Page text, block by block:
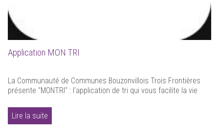
Application MON TRI
La Communauté de Communes Bouzonvillois Trois Frontières
présente "MONTRI" : l'application de tri qui vous facilite la vie
Lire la suite